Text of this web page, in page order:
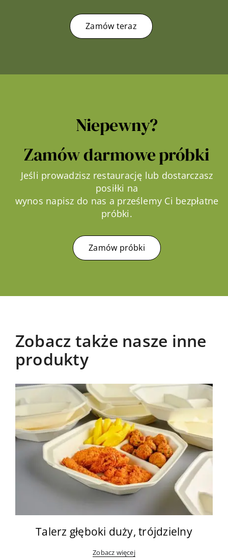
Zamów teraz
Niepewny?
Zamów darmowe próbki
Jeśli prowadzisz restaurację lub dostarczasz
posiłki na
wynos napisz do nas a prześlemy Ci bezpłatne
próbki.
Zamów próbki
Zobacz także nasze inne
produkty
Talerz głęboki duży, trójdzielny
Zobacz więcej